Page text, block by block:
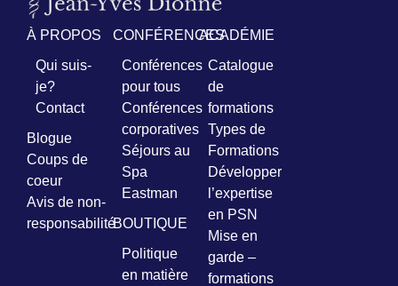
À PROPOS
Qui suis-
je?
Contact
Blogue
Coups de
coeur
Avis de non-
responsabilité
CONFÉRENCES
Conférences
pour tous
Conférences
corporatives
Séjours au
Spa
Eastman
BOUTIQUE
Politique
en matière
ACADÉMIE
Catalogue
de
formations
Types de
Formations
Développer
l’expertise
en PSN
Mise en
garde –
formations
Je
m'abonne
!